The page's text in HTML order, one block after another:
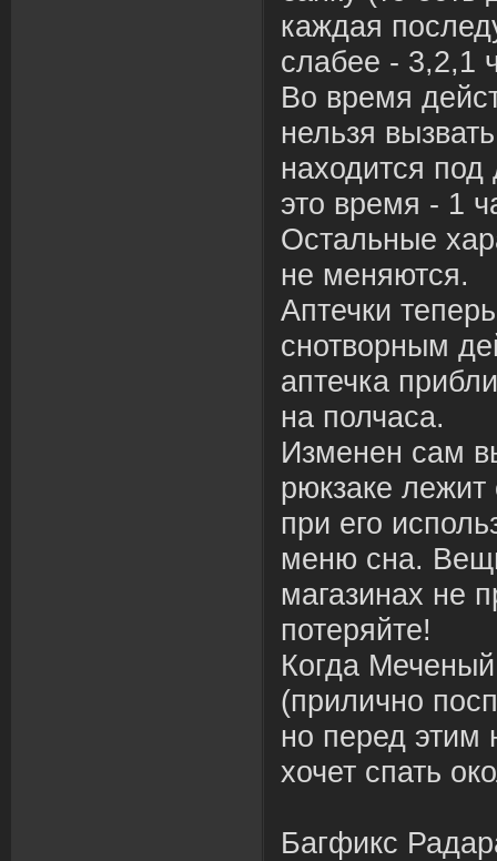
каждая
слабее - 3,2,1
Во время
нельзя
находится под
это время - 1
Остальные
не меняются.
Аптечки
снотворным
аптечка
на полчаса.
Изменен сам
рюкзаке
при его
меню сна.
магазинах не
потеряйте!
Когда
(прилично
но перед этим
хочет спать
Багфикс